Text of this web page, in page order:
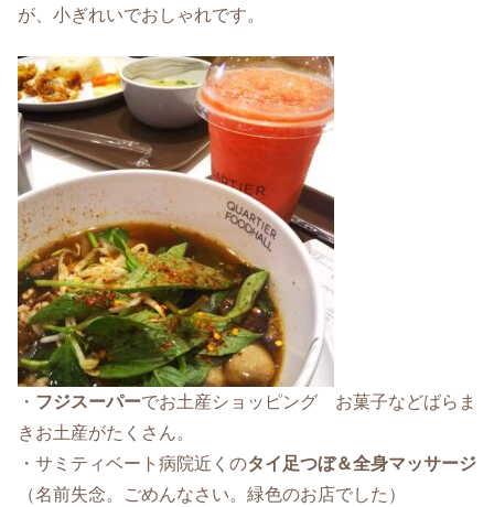
が、小ぎれいでおしゃれです。
・ フジスーパーでお土産ショッピング お菓子などばらま
きお土産がたくさん。
・サミティベート病院近くのタイ足つぼ＆全身マッサージ
（名前失念。ごめんなさい。緑色のお店でした）